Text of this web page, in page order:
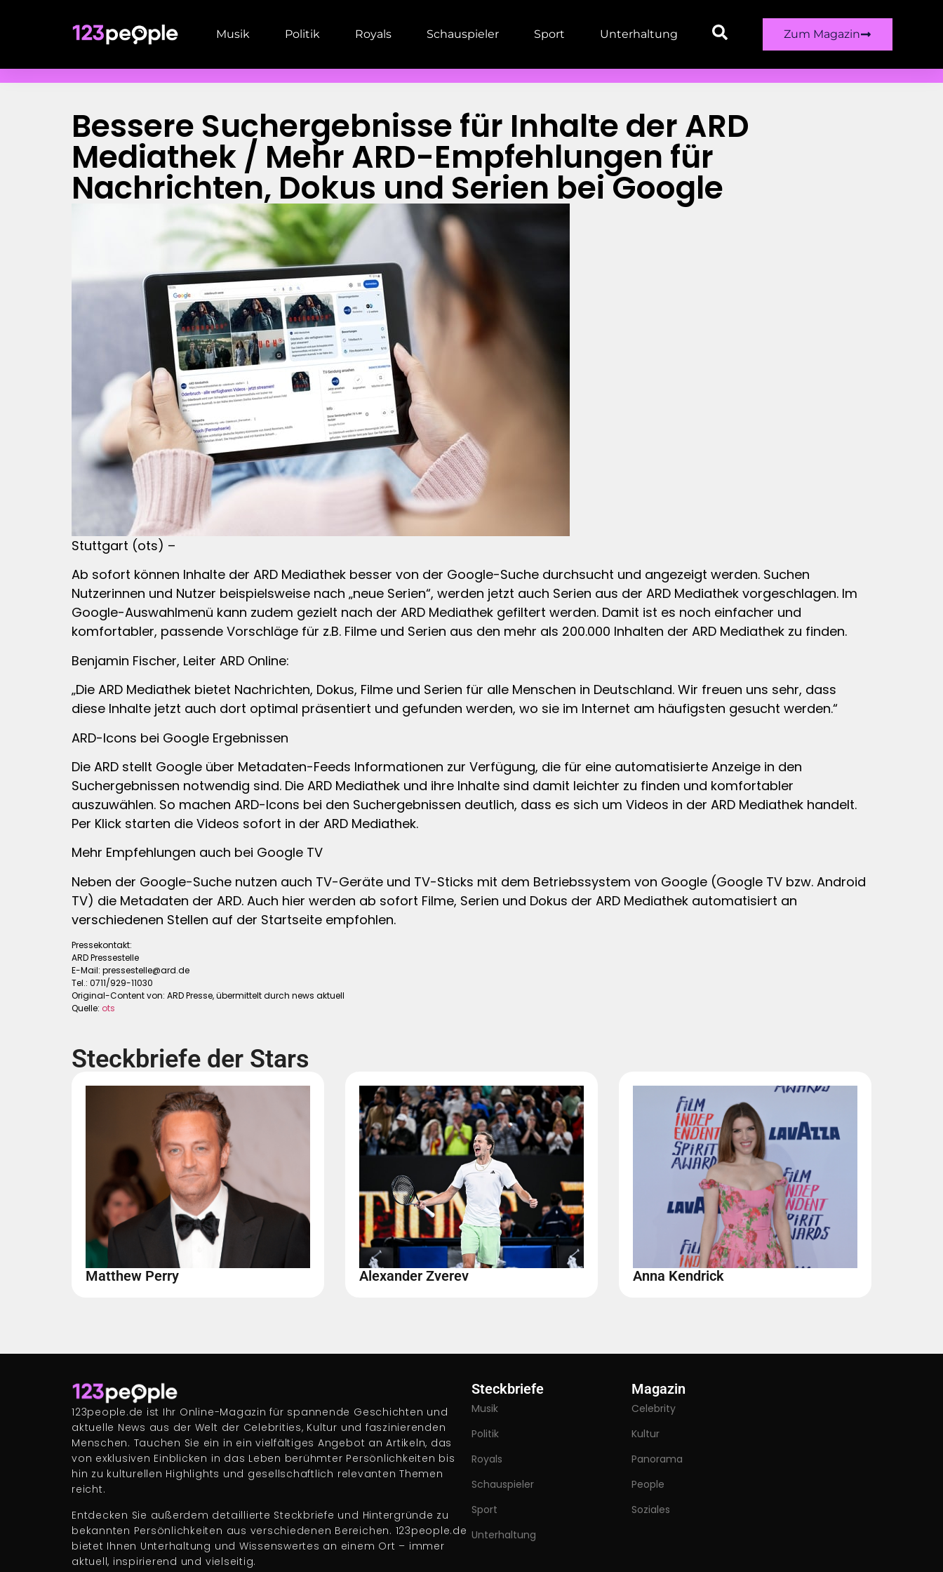
Musik Politik Royals Schauspieler Sport Unterhaltung Zum Magazin
Bessere Suchergebnisse für Inhalte der ARD
Mediathek / Mehr ARD-Empfehlungen für
Nachrichten, Dokus und Serien bei Google
Stuttgart (ots) –
Ab sofort können Inhalte der ARD Mediathek besser von der Google-Suche durchsucht und angezeigt werden. Suchen
Nutzerinnen und Nutzer beispielsweise nach „neue Serien“, werden jetzt auch Serien aus der ARD Mediathek vorgeschlagen. Im
Google-Auswahlmenü kann zudem gezielt nach der ARD Mediathek gefiltert werden. Damit ist es noch einfacher und
komfortabler, passende Vorschläge für z.B. Filme und Serien aus den mehr als 200.000 Inhalten der ARD Mediathek zu finden.
Benjamin Fischer, Leiter ARD Online:
„Die ARD Mediathek bietet Nachrichten, Dokus, Filme und Serien für alle Menschen in Deutschland. Wir freuen uns sehr, dass
diese Inhalte jetzt auch dort optimal präsentiert und gefunden werden, wo sie im Internet am häufigsten gesucht werden.“
ARD-Icons bei Google Ergebnissen
Die ARD stellt Google über Metadaten-Feeds Informationen zur Verfügung, die für eine automatisierte Anzeige in den
Suchergebnissen notwendig sind. Die ARD Mediathek und ihre Inhalte sind damit leichter zu finden und komfortabler
auszuwählen. So machen ARD-Icons bei den Suchergebnissen deutlich, dass es sich um Videos in der ARD Mediathek handelt.
Per Klick starten die Videos sofort in der ARD Mediathek.
Mehr Empfehlungen auch bei Google TV
Neben der Google-Suche nutzen auch TV-Geräte und TV-Sticks mit dem Betriebssystem von Google (Google TV bzw. Android
TV) die Metadaten der ARD. Auch hier werden ab sofort Filme, Serien und Dokus der ARD Mediathek automatisiert an
verschiedenen Stellen auf der Startseite empfohlen.
Pressekontakt:
ARD Pressestelle
E-Mail: pressestelle@ard.de
Tel.: 0711/929-11030
Original-Content von: ARD Presse, übermittelt durch news aktuell
Quelle: ots
Steckbriefe der Stars
Matthew Perry Alexander Zverev Anna Kendrick
123people.de ist Ihr Online-Magazin für spannende Geschichten und
aktuelle News aus der Welt der Celebrities, Kultur und faszinierenden
Menschen. Tauchen Sie ein in ein vielfältiges Angebot an Artikeln, das
von exklusiven Einblicken in das Leben berühmter Persönlichkeiten bis
hin zu kulturellen Highlights und gesellschaftlich relevanten Themen
reicht.
Entdecken Sie außerdem detaillierte Steckbriefe und Hintergründe zu
bekannten Persönlichkeiten aus verschiedenen Bereichen. 123people.de
bietet Ihnen Unterhaltung und Wissenswertes an einem Ort – immer
aktuell, inspirierend und vielseitig.
Steckbriefe
Musik
Politik
Royals
Schauspieler
Sport
Unterhaltung
Magazin
Celebrity
Kultur
Panorama
People
Soziales